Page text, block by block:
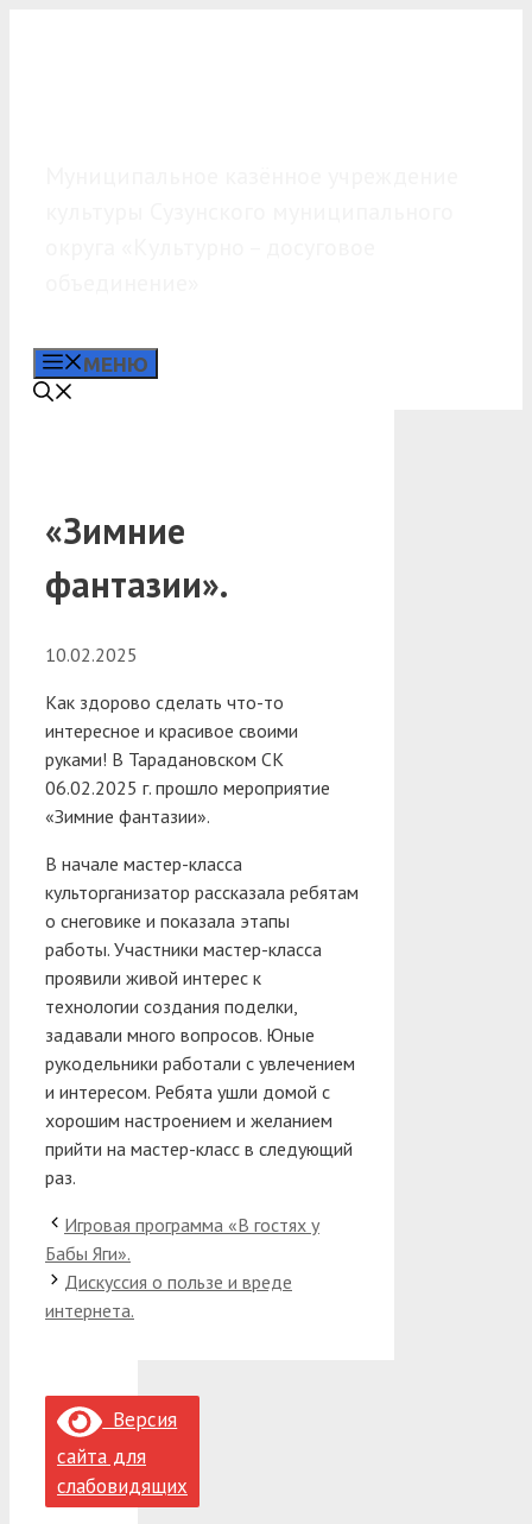
МЕНЮ
«Зимние
фантазии».
10.02.2025
Как здорово сделать что-то
интересное и красивое своими
руками! В Тарадановском СК
06.02.2025 г. прошло мероприятие
«Зимние фантазии».
В начале мастер-класса
культорганизатор рассказала ребятам
о снеговике и показала этапы
работы. Участники мастер-класса
проявили живой интерес к
технологии создания поделки,
задавали много вопросов. Юные
рукодельники работали с увлечением
и интересом. Ребята ушли домой с
хорошим настроением и желанием
прийти на мастер-класс в следующий
раз.
Игровая программа «В гостях у
Бабы Яги».
Дискуссия о пользе и вреде
интернета.
Версия
сайта для
слабовидящих